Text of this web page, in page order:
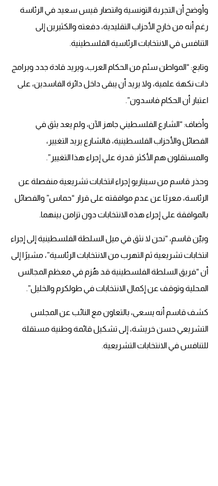
وأوضح أن التجربة التونسية وانتصار قيس سعيد في الرئاسة
رغم أنه من خارج الأحزاب التقليدية، دفعته والكثيرين إلى
التنافس في الانتخابات الرئاسية الفلسطينية.
وتابع: “المواطن سئم من الحكام العرب، ويريد قادة جدد وبرامج
ذات نكهة علمية، ولا يريد أن يبقى داخل دائرة الفاسدين، على
اعتبار أن الحكام فاسدون”.
وأضاف: “الشارع الفلسطيني جاهز الآن، ولم يعد يثق في
الفصائل والأحزاب الفلسطينية، فالشارع يريد التغيير،
والمستقلون هم الأكثر قدرة على إجراء هذا التغيير”.
وحذر قاسم من سيناريو إجراء انتخابات تشريعية منفصلة عن
الرئاسة، معربًا عن عدم موافقته على قرار “حماس” والفصائل
بالموافقة على إجراء هذه الانتخابات دون تزامن بينهما.
وبيّن قاسم، “نحن لا نثق في ميل السلطة الفلسطينية إلى إجراء
انتخابات تشريعية ثم التهرب من الانتخابات الرئاسية”، مشيرًا إلى
أن “فريق السلطة الفلسطينية قد هُزم في معظم المجالس
المحلية وتوقف عن إكمال الانتخابات في طولكرم والخليل”.
كشف قاسم أنه يسعى، بالتعاون مع النائب عن المجلس
التشريعي حسن خريشة، إلى تشكيل قائمة وطنية مستقلة
للتنافس في الانتخابات التشريعية.